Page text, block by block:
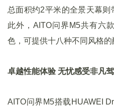
总面积约2平米的全景天幕则
此外，AITO问界M5共有六
色，可提供十八种不同风格的
卓越性能体验 无忧感受非凡
AITO问界M5搭载HUAWEI